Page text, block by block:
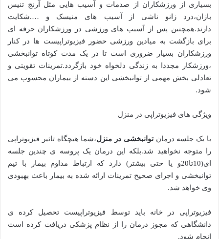
بسیاری از ورزشکاران از صدمات و آسیب هایی مثل آرنج تنیس
بازان،درد زانو ناشی از آسیب های منیسک و ….شکایت
دارند.همچنین پس از آسیب های ورزشی در ورزشکاران حرفه ای
برای بازگشت به میادین ورزشی حضور فیزیوتراپیست ها در کنار
ورزشکاران بسیار ضروری است تا در یک مدت کوتاه توانبخشی
،ورزشکار مجددا به زندگی دلخواه خود بازگردد.تمرینات تقویتی و
تعادلی بخش مهمی از توانبخشی این دسته از بیماران محسوب می
شود.
ویژگی های فیزیوتراپی در منزل
با یک جلسه درمانتوانبخشی در منزل،شما هیچگاه تاثیر فیزیوتراپی
را متوجه نخواهید شد.بلکه این درمان یک پروسه ی چندین جلسه
ای(10تا20و یا حتی بیشتر) دارد که ارتباط مداوم بیمار با تیم
توانبخشی و اجرای صحیح تمرینات ارائه شده به بیمار باعث بهبودی
وی خواهد شد.
فیزیوتراپی در خانه باید توسط فیزیوتراپیست تحصیل کرده ی
دانشگاهی که مجوز درمان را از نظام پزشکی دریافت کرده است
انجام شود.